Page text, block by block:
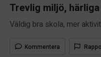
Trevlig miljö,
Väldig bra skola, mer
Kommentera